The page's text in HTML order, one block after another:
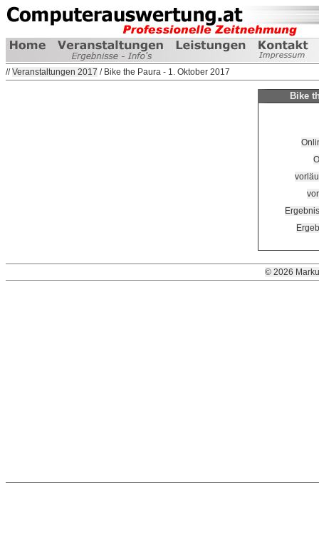
//Veranstaltungen 2017 / Bike the Paura - 1. Oktober 2017
Bike
© 2026